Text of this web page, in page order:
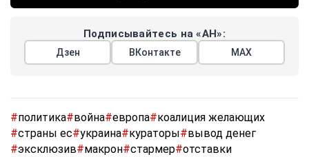
Подписывайтесь на «АН»:
Дзен ВКонтакте МАХ
#политика#война#европа#коалиция желающих
#страны ес#украина#кураторы#вывод денег
#эксклюзив#макрон#стармер#отставки